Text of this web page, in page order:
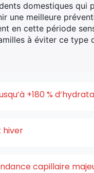
domestiques qui
une meilleure
en cette période
à éviter ce type
+180 %
hiver
capillaire